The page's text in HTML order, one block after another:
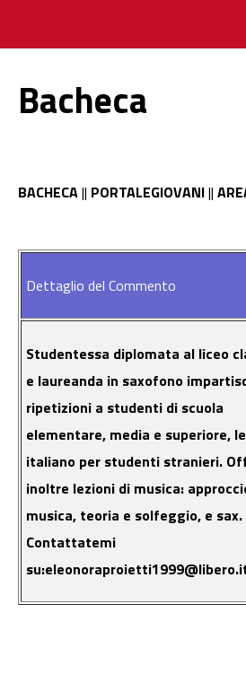
Bacheca
BACHECA|| PORTALEGIOVANI||
Dettaglio del Commento
Studentessa diplomata al liceo
e laureanda in saxofono
ripetizioni a studenti di scuola
elementare, media e superiore,
italiano per studenti stranieri.
inoltre lezioni di musica:
musica, teoria e solfeggio, e sax.
Contattatemi